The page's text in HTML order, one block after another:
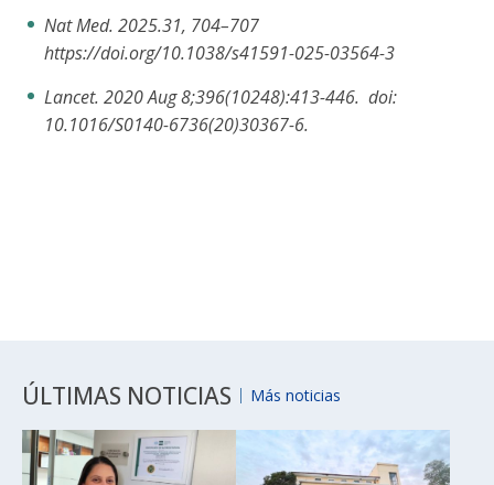
Nat Med. 2025.31, 704–707
https://doi.org/10.1038/s41591-025-03564-3
Lancet. 2020 Aug 8;396(10248):413-446. doi:
10.1016/S0140-6736(20)30367-6.
ÚLTIMAS NOTICIAS Más noticias